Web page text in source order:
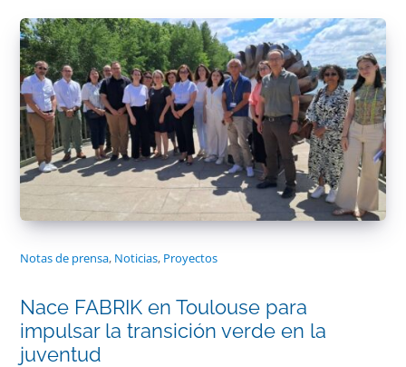
Notas de prensa, Noticias, Proyectos
Nace FABRIK en Toulouse para
impulsar la transición verde en la
juventud